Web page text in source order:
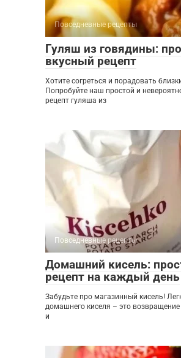
Повседневные рецепты
Гуляш из говядины:
вкусный рецепт
Хотите согреться и порадовать
Попробуйте наш простой и
рецепт гуляша из
Повседневные рецепты
Домашний кисель:
рецепт на каждый день
Забудьте про магазинный кисель!
домашнего киселя – это
и